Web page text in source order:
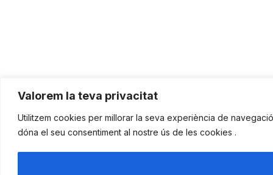
Valorem la teva privacitat
Utilitzem cookies per millorar la seva experiència de
dóna el seu consentiment al nostre ús de les cookies .